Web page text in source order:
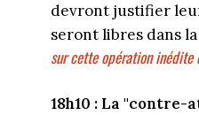
devront justifier
seront libres dans
sur cette opération inédite
18h10 : La